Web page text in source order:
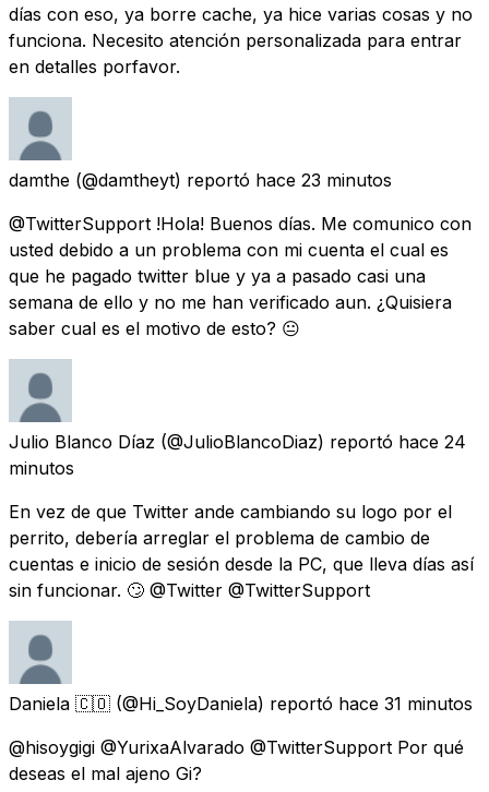
días con eso, ya borre cache, ya hice varias cosas y no
funciona. Necesito atención personalizada para entrar
en detalles porfavor.
damthe (@damtheyt) reportó hace 23 minutos
@TwitterSupport !Hola! Buenos días. Me comunico con
usted debido a un problema con mi cuenta el cual es
que he pagado twitter blue y ya a pasado casi una
semana de ello y no me han verificado aun. ¿Quisiera
saber cual es el motivo de esto? 😐
Julio Blanco Díaz (@JulioBlancoDiaz) reportó hace 24
minutos
En vez de que Twitter ande cambiando su logo por el
perrito, debería arreglar el problema de cambio de
cuentas e inicio de sesión desde la PC, que lleva días así
sin funcionar. 🙄 @Twitter @TwitterSupport
Daniela 🇨🇴 (@Hi_SoyDaniela) reportó hace 31 minutos
@hisoygigi @YurixaAlvarado @TwitterSupport Por qué
deseas el mal ajeno Gi?